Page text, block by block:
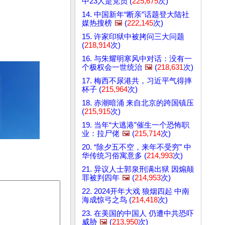
14. 中国新年“断亲”话题登大陆社
媒热搜榜 🖼️ (222,145次)
15. 许家印狱中被拷问三大问题
(218,914次)
16. 与朱耀明寒风中对话：没有一
个极权会一世统治 🖼️ (218,631次)
17. 梅西不尿港共，习近平气得摔
杯子 (215,964次)
18. 赤潮暗涌 来自北京的跨国镇压
(215,915次)
19. 当年“大逃港”催生一个恐怖职
业：拉尸佬 🖼️ (215,714次)
20. “除夕五不空，来年不受穷” 中
华传统习俗寓意多 (214,993次)
21. 异议人士郭泉刑满出狱 因煽颠
罪被判四年 🖼️ (214,953次)
22. 2024开年大戏 狼烟四起 中南
海成惊弓之鸟 (214,418次)
23. 在美国的中国人 仍遭中共恐吓
威胁 🖼️ (213,950次)